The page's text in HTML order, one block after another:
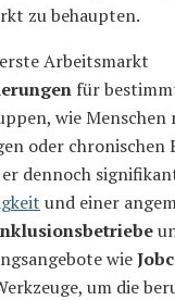
zu behaupten.
Arbeitsmarkt
für
wie Menschen
oder chronischen
dennoch
und einer
wie
um die